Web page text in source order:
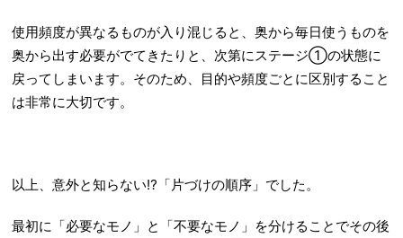
使用頻度が異なるものが入り混じると、奥から毎日使うものを
奥から出す必要がでてきたりと、次第にステージ①の状態に
戻ってしまいます。そのため、目的や頻度ごとに区別すること
は非常に大切です。
以上、意外と知らない⁉「片づけの順序」でした。
最初に「必要なモノ」と「不要なモノ」を分けることでその後